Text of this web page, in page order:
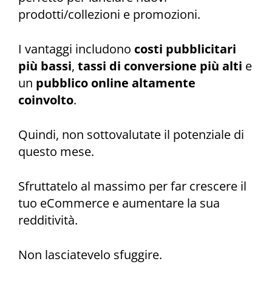
prodotti/collezioni e promozioni.
I vantaggi includono costi pubblicitari
più bassi, tassi di conversione più alti e
un pubblico online altamente
coinvolto.
Quindi, non sottovalutate il potenziale di
questo mese.
Sfruttatelo al massimo per far crescere il
tuo eCommerce e aumentare la sua
redditività.
Non lasciatevelo sfuggire.